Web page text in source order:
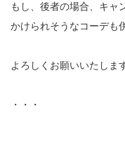
もし、後者の場合、キャ
かけられそうなコーデも
よろしくお願いいたしま
・・・